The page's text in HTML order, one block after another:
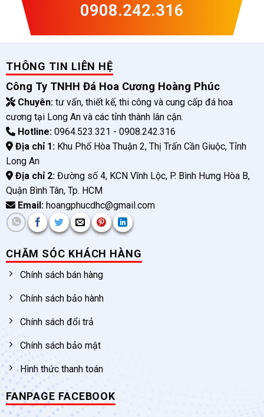
0908.242.316
THÔNG TIN LIÊN HỆ
Công Ty TNHH Đá Hoa Cương Hoàng Phúc
Chuyên:tư vấn, thiết kế, thi công và cung cấp đá hoa
cương tại Long An và các tỉnh thành lân cận.
Hotline:0964.523.321 - 0908.242.316
Địa chỉ 1:Khu Phố Hòa Thuận 2, Thị Trấn Cần Giuộc, Tỉnh
Long An
Địa chỉ 2:Đường số 4, KCN Vĩnh Lộc, P. Bình Hưng Hòa B,
Quận Bình Tân, Tp. HCM
Email:hoangphucdhc@gmail.com
CHĂM SÓC KHÁCH HÀNG
Chính sách bán hàng
Chính sách bảo hành
Chính sách đổi trả
Chính sách bảo mật
Hình thức thanh toán
FANPAGE FACEBOOK